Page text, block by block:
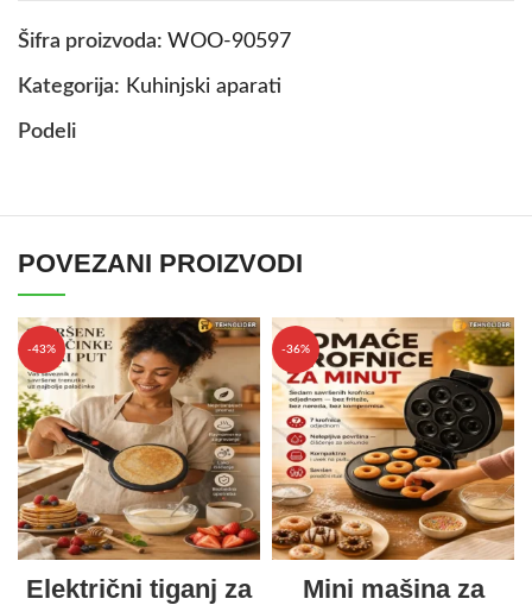
Šifra proizvoda: WOO-90597
Kategorija: Kuhinjski aparati
Podeli
POVEZANI PROIZVODI
-43%
Električni tiganj za
-36%
Mini mašina za